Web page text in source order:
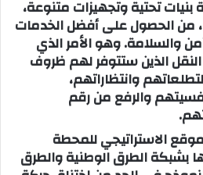
تحتية وتجهيزات متنوعة،
من الحصول على أفضل الخدمات
والسلامة. وهو الأمر الذي
الذين ستتوفر لهم ظروف
وانتظاراتهم،
والرفع من رقم
الاستراتيجي للمحطة
بشبكة الطرق الوطنية والطرق